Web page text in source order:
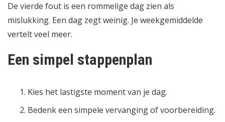
De vierde fout is een rommelige dag zien als
mislukking. Een dag zegt weinig. Je weekgemiddelde
vertelt veel meer.
Een simpel stappenplan
Kies het lastigste moment van je dag.
Bedenk een simpele vervanging of voorbereiding.